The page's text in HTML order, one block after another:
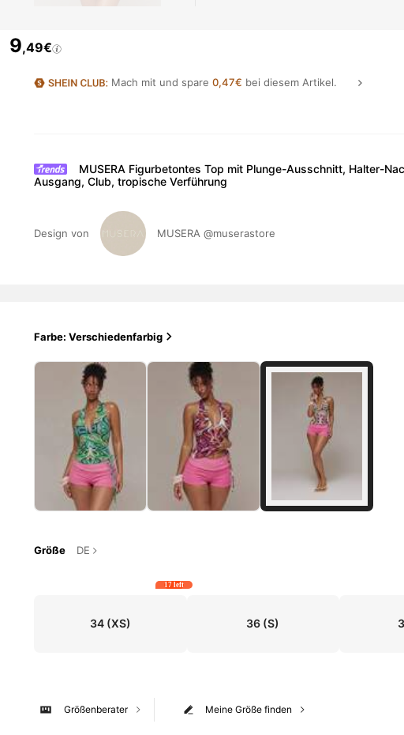
9,49€
Mach mit und spare 0,47€ bei diesem Artikel.
MUSERA Figurbetontes Top mit Plunge-Ausschnitt, Halter-
Ausgang, Club, tropische Verführung
Design von MUSERA @muserastore
Farbe: Verschiedenfarbig
Größe DE
34(XS)
17 left
36 (S)
Meine Größe finden
Größenberater